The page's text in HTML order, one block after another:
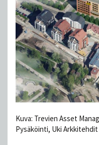
Kuva: Trevien Asset
Pysäköinti, Uki Arkkitehdit